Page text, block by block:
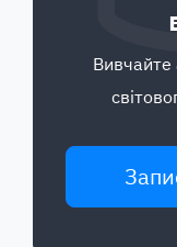
Вивчайте